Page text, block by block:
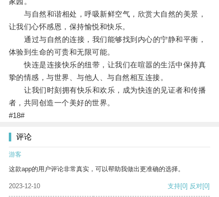
与自然和谐相处，呼吸新鲜空气，欣赏大自然的美景，
让我们心怀感恩，保持愉悦和快乐。
通过与自然的连接，我们能够找到内心的宁静和平衡，
体验到生命的可贵和无限可能。
快连是连接快乐的纽带，让我们在喧嚣的生活中保持真
挚的情感，与世界、与他人、与自然相互连接。
让我们时刻拥有快乐和欢乐，成为快连的见证者和传播
者，共同创造一个美好的世界。
#18#
评论
游客
这款app的用户评论非常真实，可以帮助我做出更准确的选择。
2023-12-10 支持[0] 反对[0]